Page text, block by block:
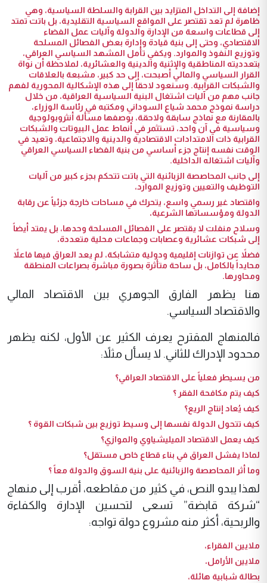
إضافة إلى التداخل المتزايد بين القرابة والسلطة السياسية، وهي
ظاهرة لم تعد تقتصر على المواقع السياسية التقليدية، بل باتت تمتد
إلى قطاعات واسعة من الإدارة والدولة وآليات عمل الفضاء
الاقتصادي، وحتى إلى بنية قيادة وإدارة بعض الفصائل المسلحة
وتوزيع النفوذ والموارد. ويكفي تأمل المشهد السياسي العراقي،
بتعدديته المناطقية والإثنية والدينية والعشائرية، لملاحظة أن نواة
القرار السياسي والمالي أصبحت، إلى حد كبير، مشبعة بالعلاقات
والشبكات القرابية. وسنعود لاحقاً إلى هذه الإشكالية المحورية لفهم
جانب مهم من آليات اشتغال البنية السياسية العراقية، من خلال
دراسة نموذج محمد شياع السوداني ومكتبه في رئاسة الوزراء،
بالمقارنة مع نماذج سابقة ولاحقة، بوصفها مسألة أنثروبولوجية
وسياسية في آن واحد، تستثمر في أنماط عمل البيوتات والشبكات
القرابية ذات الامتدادات الاقتصادية والدينية والاجتماعية، وتعيد في
الوقت نفسه إنتاج جزء أساسي من بنية الفضاء السياسي العراقي
وآليات اشتغاله الداخلية.
إلى جانب المحاصصة الزبائنية التي باتت تتحكم بجزء كبير من آليات
التوظيف والتعيين وتوزيع الموارد،
واقتصاد غير رسمي واسع، يتحرك في مساحات خارجة جزئياً عن رقابة
الدولة ومؤسساتها الشرعية،
وسلاح منفلت لا يقتصر على الفصائل المسلحة وحدها، بل يمتد أيضاً
إلى شبكات عشائرية وعصابات وجماعات محلية متعددة،
فضلاً عن توازنات إقليمية ودولية متشابكة، لم يعد العراق فيها فاعلاً
محايداً بالكامل، بل ساحة متأثرة بصورة مباشرة بصراعات المنطقة
ومحاورها.
هنا يظهر الفارق الجوهري بين الاقتصاد المالي
والاقتصاد السياسي.
فالمنهاج المقترح يعرف الكثير عن الأول، لكنه يظهر
محدود الإدراك للثاني. لا يسأل مثلاً:
من يسيطر فعلياً على الاقتصاد العراقي؟
كيف يتم مكافحة الفقر ؟
كيف يُعاد إنتاج الريع؟
كيف تتحول الدولة نفسها إلى وسيط توزيع بين شبكات القوة ؟
كيف يعمل الاقتصاد الميليشياوي والموازي؟
لماذا يفشل العراق في بناء قطاع خاص مستقل؟
وما أثر المحاصصة والزبائنية على بنية السوق والدولة معاً ؟
لهذا يبدو النص، في كثير من مقاطعه، أقرب إلى منهاج
“شركة قابضة” تسعى لتحسين الإدارة والكفاءة
والربحية، أكثر منه مشروع دولة تواجه:
ملايين الفقراء،
ملايين الأرامل،
بطالة شبابية هائلة،